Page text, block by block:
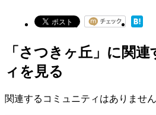
「さつきヶ丘」に関
ィを見る
関連するコミュニティはありません